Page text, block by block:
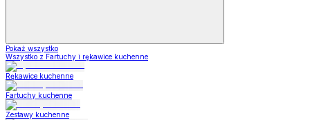
Pokaż wszystko
Wszystko z Fartuchy i rękawice kuchenne
Rękawice kuchenne
Fartuchy kuchenne
Zestawy kuchenne